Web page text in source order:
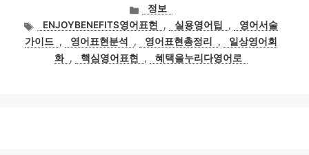
카
테
고
리
정보
태
그
ENJOYBENEFITS영어표현 , 실용영어팁 ,
영어서술
가이드 , 영어표현분석 , 영어표현총정리 ,
일상영어회
화 , 핵심영어표현 , 혜택을누리다영어로